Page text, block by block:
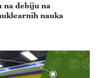
debiju na
nauka